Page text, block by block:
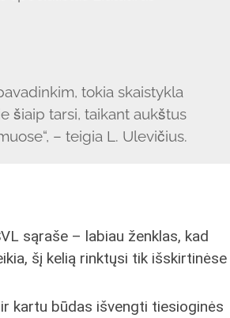
tokia skaistykla
šiaip tarsi, taikant aukštus
– teigia L. Ulevičius.
sąraše – labiau ženklas, kad
šį kelią rinktųsi tik išskirtinėse
kartu būdas išvengti tiesioginės